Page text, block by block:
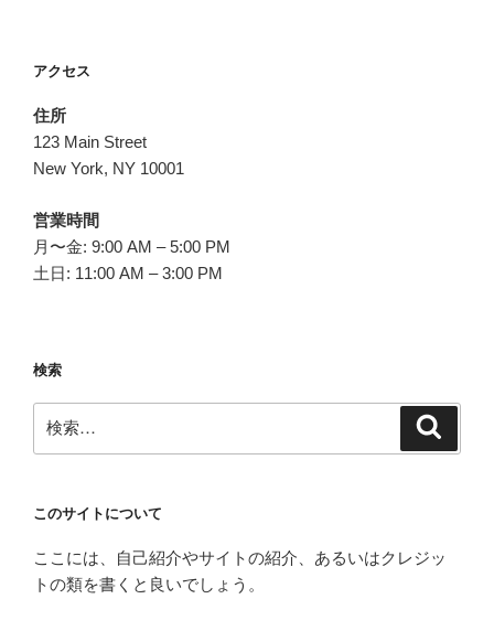
ー
シ
ョ
ン
アクセス
住所
123 Main Street
New York, NY 10001
営業時間
月〜金: 9:00 AM – 5:00 PM
土日: 11:00 AM – 3:00 PM
検索
索:
このサイトについて
ここには、自己紹介やサイトの紹介、あるいはクレジッ
トの類を書くと良いでしょう。